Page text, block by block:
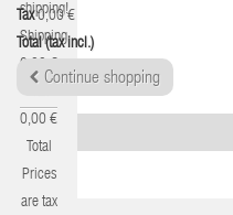
shipping!
Shipping
0,00 €
0,00 €
Total
Prices
are tax
Tax 0,00 €
Total (tax incl.)
Continue shopping
Category